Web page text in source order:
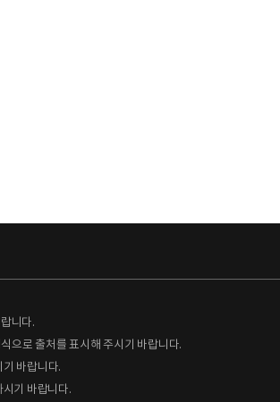
니다.
으로 출처를 표시해 주시기 바랍니다.
바랍니다.
기 바랍니다.